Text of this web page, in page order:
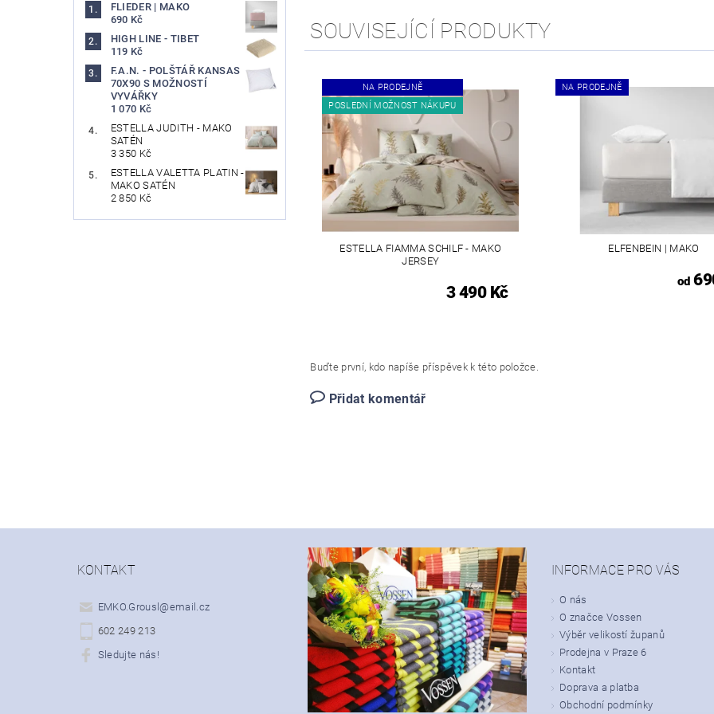
FLIEDER | MAKO
690 Kč
HIGH LINE - TIBET
119 Kč
F.A.N. - POLŠTÁŘ KANSAS
70X90 S MOŽNOSTÍ
VYVÁŘKY
1 070 Kč
ESTELLA JUDITH - MAKO
SATÉN
3 350 Kč
ESTELLA VALETTA PLATIN -
MAKO SATÉN
2 850 Kč
SOUVISEJÍCÍ PRODUKTY
NA PRODEJNĚ
POSLEDNÍ MOŽNOST NÁKUPU
ESTELLA FIAMMA SCHILF - MAKO
JERSEY
3 490 Kč
NA PRODEJNĚ
ELFENBEIN | MAKO
od
Buďte první, kdo napíše příspěvek k této položce.
Přidat komentář
KONTAKT
EMKO.Grousl@email.cz
602 249 213
Sledujte nás!
INFORMACE PRO VÁS
O nás
O značce Vossen
Výběr velikostí županů
Prodejna v Praze 6
Kontakt
Doprava a platba
Obchodní podmínky